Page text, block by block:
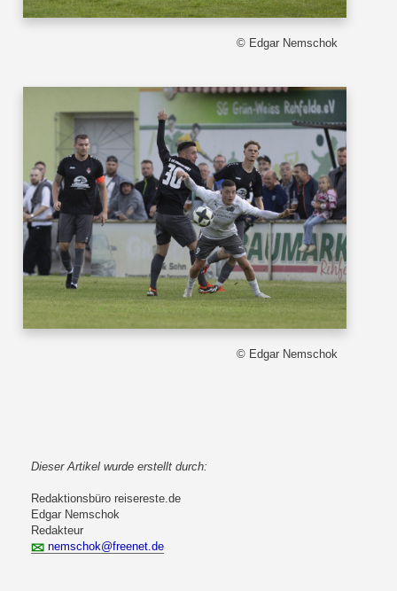
© Edgar Nemschok
© Edgar Nemschok
Dieser Artikel wurde erstellt durch:
Redaktionsbüro reisereste.de
Edgar Nemschok
Redakteur
nemschok@freenet.de